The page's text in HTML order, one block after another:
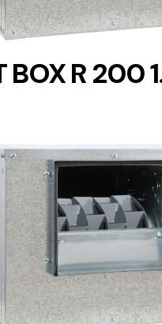
BOX R 200
DETAILS